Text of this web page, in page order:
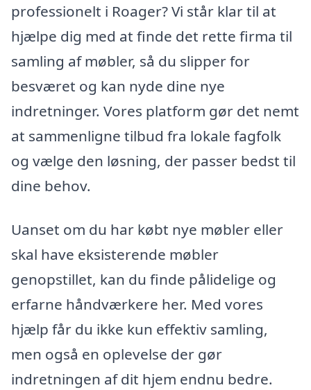
professionelt i Roager? Vi står klar til at
hjælpe dig med at finde det rette firma til
samling af møbler, så du slipper for
besværet og kan nyde dine nye
indretninger. Vores platform gør det nemt
at sammenligne tilbud fra lokale fagfolk
og vælge den løsning, der passer bedst til
dine behov.
Uanset om du har købt nye møbler eller
skal have eksisterende møbler
genopstillet, kan du finde pålidelige og
erfarne håndværkere her. Med vores
hjælp får du ikke kun effektiv samling,
men også en oplevelse der gør
indretningen af dit hjem endnu bedre.